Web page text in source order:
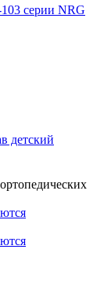
серии NRG
детский